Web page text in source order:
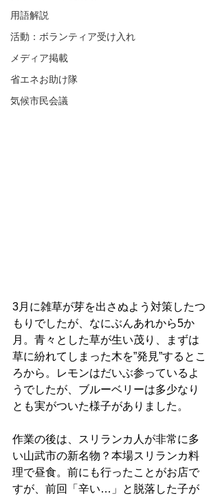
用語解説
活動：ボランティア受け入れ
メディア掲載
省エネお助け隊
気候市民会議
3月に雑草が芽を出さぬよう対策したつ
もりでしたが、なにぶんあれから5か
月。青々とした草が生い茂り、まずは
草に紛れてしまった木を”発見”するとこ
ろから。レモンはだいぶ参っているよ
うでしたが、ブルーベリーは多少なり
とも実がついた様子がありました。
作業の後は、スリランカ人が非常に多
い山武市の新名物？本場スリランカ料
理で昼食。前にも行ったことがお店で
すが、前回「辛い…」と脱落した子が